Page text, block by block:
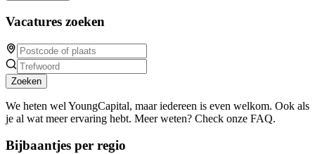
Vacatures zoeken
Zoeken
We heten wel YoungCapital, maar iedereen is even welkom. Ook als
je al wat meer ervaring hebt. Meer weten? Check onze FAQ.
Bijbaantjes per regio